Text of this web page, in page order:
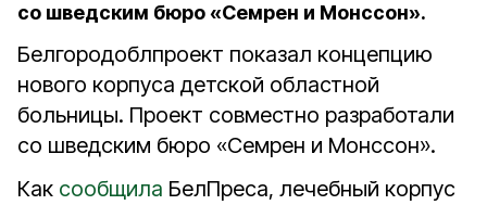
со шведским бюро «Семрен и Монссон».
Белгородоблпроект показал концепцию
нового корпуса детской областной
больницы. Проект совместно разработали
со шведским бюро «Семрен и Монссон».
Как сообщила БелПреса, лечебный корпус